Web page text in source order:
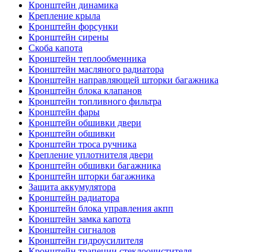
Кронштейн динамика
Крепление крыла
Кронштейн форсунки
Кронштейн сирены
Скоба капота
Кронштейн теплообменника
Кронштейн масляного радиатора
Кронштейн направляющей шторки багажника
Кронштейн блока клапанов
Кронштейн топливного фильтра
Кронштейн фары
Кронштейн обшивки двери
Кронштейн обшивки
Кронштейн троса ручника
Крепление уплотнителя двери
Кронштейн обшивки багажника
Кронштейн шторки багажника
Защита аккумулятора
Кронштейн радиатора
Кронштейн блока управления акпп
Кронштейн замка капота
Кронштейн сигналов
Кронштейн гидроусилителя